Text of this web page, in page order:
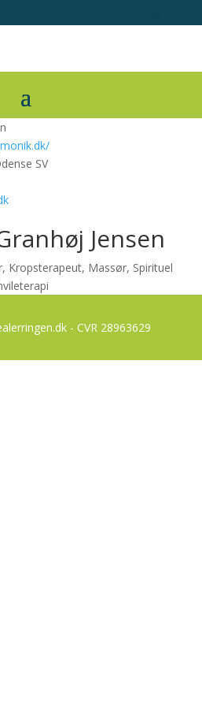
SV
Jensen
Kropsterapeut, Massør, Spirituel
- CVR 28963629